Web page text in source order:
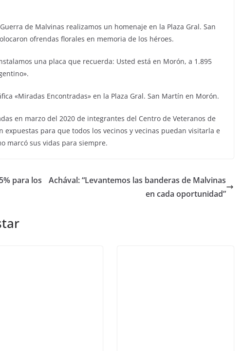
de Malvinas realizamos un homenaje en la Plaza Gral. San
ofrendas florales en memoria de los héroes.
una placa que recuerda: Usted está en Morón, a 1.895
«Miradas Encontradas» en la Plaza Gral. San Martín en Morón.
en marzo del 2020 de integrantes del Centro de Veteranos de
expuestas para que todos los vecinos y vecinas puedan visitarla e
marcó sus vidas para siempre.
para los
Achával: “Levantemos las banderas de Malvinas
en cada oportunidad”